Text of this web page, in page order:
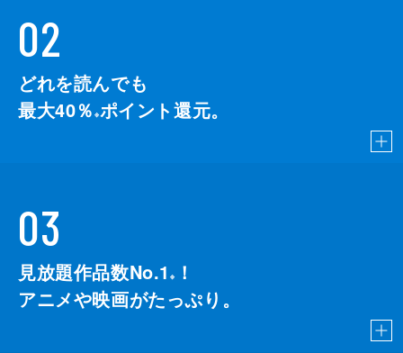
02
どれを読んでも
最大40％ ※ポイント還元。
03
見放題作品数No.1 ※
！
アニメや映画がたっぷり。